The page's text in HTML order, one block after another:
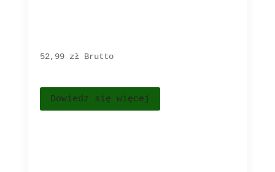
52,99 zł Brutto
Dowiedz się więcej